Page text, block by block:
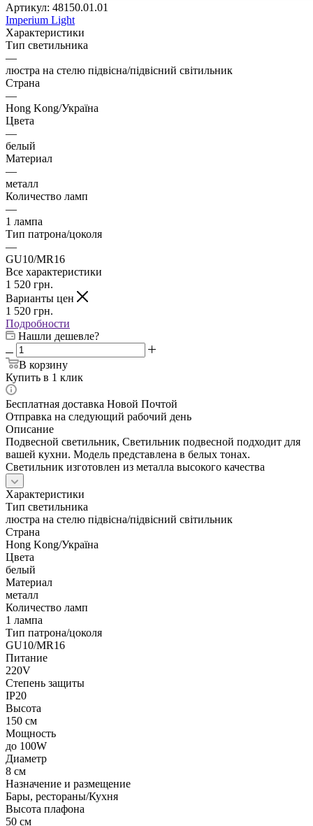
Артикул: 48150.01.01
Imperium Light
Характеристики
Тип светильника
—
люстра на стелю підвісна/підвісний світильник
Страна
—
Hong Kong/Україна
Цвета
—
белый
Материал
—
металл
Количество ламп
—
1 лампа
Тип патрона/цоколя
—
GU10/MR16
Все характеристики
1 520 грн.
Варианты цен
1 520 грн.
Подробности
Нашли дешевле?
В корзину
Купить в 1 клик
Бесплатная доставка Новой Почтой
Отправка на следующий рабочий день
Описание
Подвесной светильник, Светильник подвесной подходит для
вашей кухни. Модель представлена в белых тонах.
Светильник изготовлен из металла высокого качества
Характеристики
Тип светильника
люстра на стелю підвісна/підвісний світильник
Страна
Hong Kong/Україна
Цвета
белый
Материал
металл
Количество ламп
1 лампа
Тип патрона/цоколя
GU10/MR16
Питание
220V
Степень защиты
IP20
Высота
150 см
Мощность
до 100W
Диаметр
8 см
Назначение и размещение
Бары, рестораны/Кухня
Высота плафона
50 см